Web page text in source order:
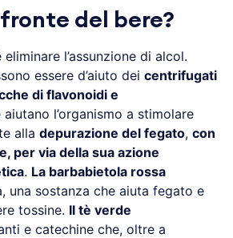
del bere?
l’assunzione di alcol.
essere d’aiuto dei centrifugati
di flavonoidi e
aiutano l’organismo a stimolare
alla depurazione del fegato, con
per via della sua azione
. La barbabietola rossa
una sostanza che aiuta fegato e
tossine. Il tè verde
e catechine che, oltre a